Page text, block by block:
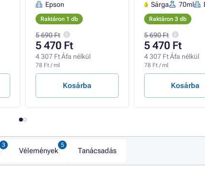
Epson
Raktáron 1 db
5 690 Ft
5 470 Ft
4 307 Ft Áfa nélkül
78 Ft / ml
Kosárba
Sárga 70ml
Raktáron 3 db
5 690 Ft
5 470 Ft
4 307 Ft Áfa nélkül
78 Ft / ml
Kosárba
Vélemények Tanácsadás